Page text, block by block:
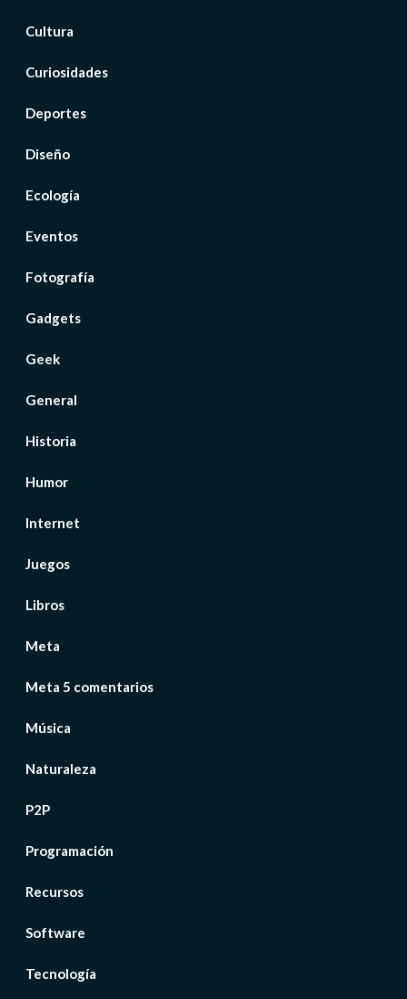
Cultura
Curiosidades
Deportes
Diseño
Ecología
Eventos
Fotografía
Gadgets
Geek
General
Historia
Humor
Internet
Juegos
Libros
Meta
Meta 5 comentarios
Música
Naturaleza
P2P
Programación
Recursos
Software
Tecnología